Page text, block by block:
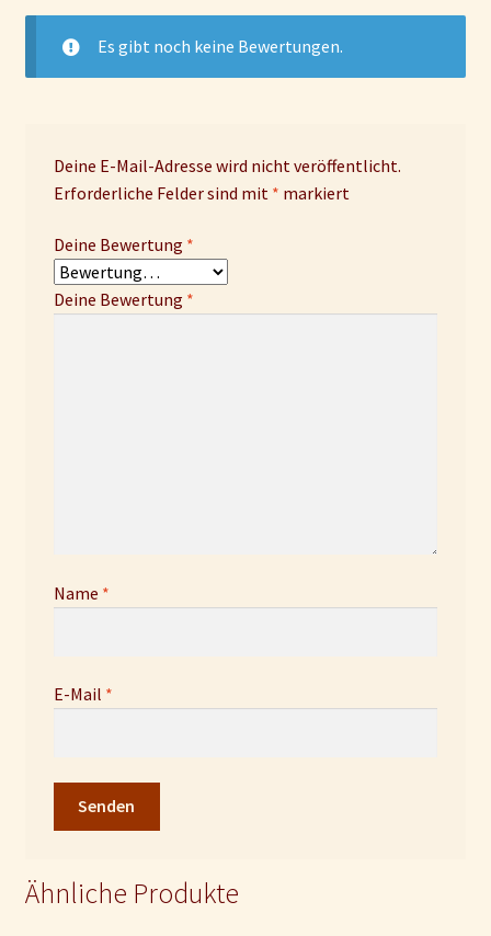
Es gibt noch keine Bewertungen.
Deine E-Mail-Adresse wird nicht veröffentlicht.
Erforderliche Felder sind mit * markiert
Deine Bewertung *
Deine Bewertung *
Name *
E-Mail *
Ähnliche Produkte